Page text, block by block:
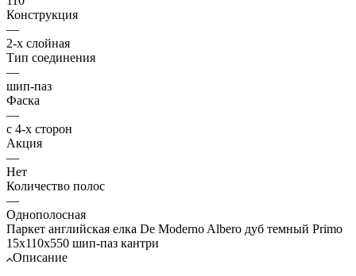
Конструкция
—
2-х слойная
Тип соединения
—
шип-паз
Фаска
—
с 4-х сторон
Акция
—
Нет
Количество полос
—
Однополосная
Паркет английская елка De Moderno Albero дуб темный Primo
15х110х550 шип-паз кантри
Описание